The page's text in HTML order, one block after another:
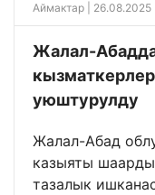
Аймактар | 26.08.2025
Жалал-
уюштурулду
Жалал-Абад
казыяты
тазалык